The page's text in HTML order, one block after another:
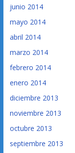
junio 2014
mayo 2014
abril 2014
marzo 2014
febrero 2014
enero 2014
diciembre 2013
noviembre 2013
octubre 2013
septiembre 2013